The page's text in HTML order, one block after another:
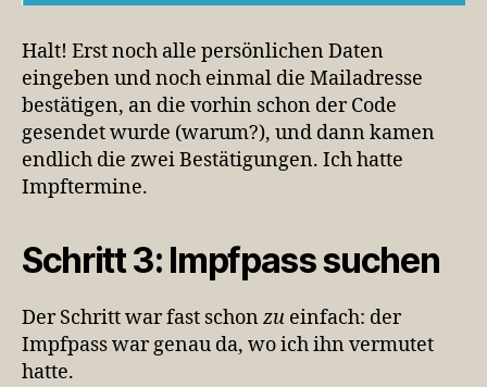
Halt! Erst noch alle persönlichen Daten
eingeben und noch einmal die Mailadresse
bestätigen, an die vorhin schon der Code
gesendet wurde (warum?), und dann kamen
endlich die zwei Bestätigungen. Ich hatte
Impftermine.
Schritt 3: Impfpass suchen
Der Schritt war fast schon zu einfach: der
Impfpass war genau da, wo ich ihn vermutet
hatte.